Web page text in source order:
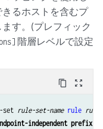
るホストを含むプ
す。(プレフィック
階層レベルで設定
content_copy zoom_out_map
set rule-set-name rule rule-
independent